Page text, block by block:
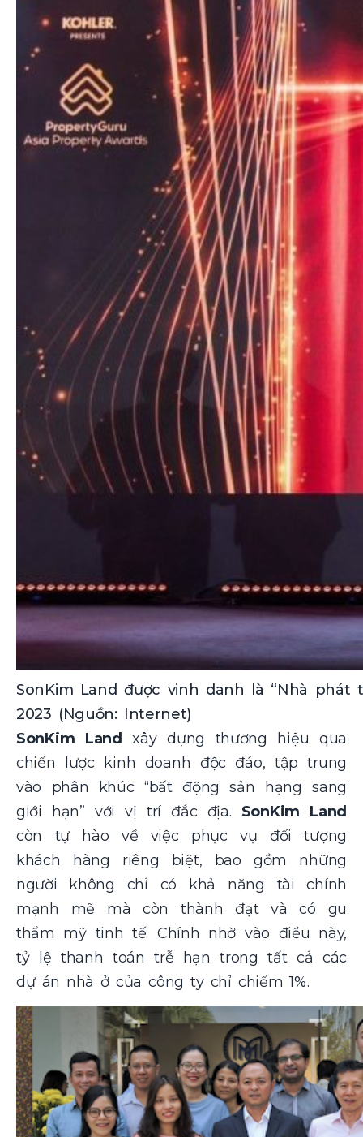
SonKim Land được vinh danh là “Nhà
2023 (Nguồn: Internet)
SonKim Landxây dựng thương hiệu qua
chiến lược kinh doanh độc đáo, tập trung
vào phân khúc “bất động sản hạng sang
giới hạn” với vị trí đắc địa. SonKim Land
còn tự hào về việc phục vụ đối tượng
khách hàng riêng biệt, bao gồm những
người không chỉ có khả năng tài chính
mạnh mẽ mà còn thành đạt và có gu
thẩm mỹ tinh tế. Chính nhờ vào điều này,
tỷ lệ thanh toán trễ hạn trong tất cả các
dự án nhà ở của công ty chỉ chiếm 1%.